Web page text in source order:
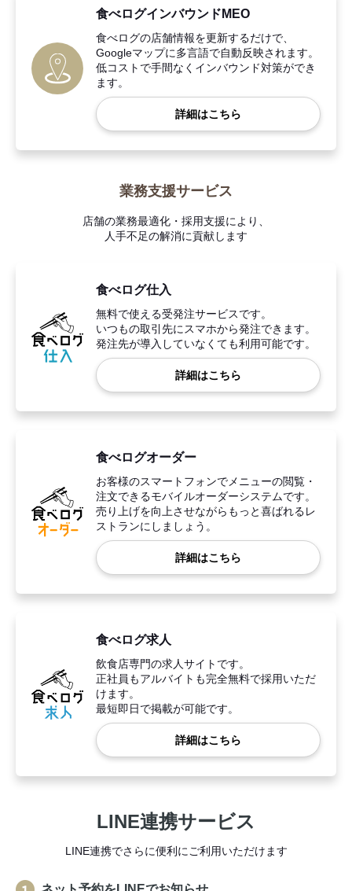
食べログインバウンドMEO
食べログの店舗情報を更新するだけで、
Googleマップに多言語で自動反映されます。
低コストで手間なくインバウンド対策ができ
ます。
詳細はこちら
業務支援サービス
店舗の業務最適化・採用支援により、
人手不足の解消に貢献します
食べログ仕入
無料で使える受発注サービスです。
いつもの取引先にスマホから発注できます。
発注先が導入していなくても利用可能です。
詳細はこちら
食べログオーダー
お客様のスマートフォンでメニューの閲覧・
注文できるモバイルオーダーシステムです。
売り上げを向上させながらもっと喜ばれるレ
ストランにしましょう。
詳細はこちら
食べログ求人
飲食店専門の求人サイトです。
正社員もアルバイトも完全無料で採用いただ
けます。
最短即日で掲載が可能です。
詳細はこちら
LINE連携サービス
LINE連携でさらに便利にご利用いただけます